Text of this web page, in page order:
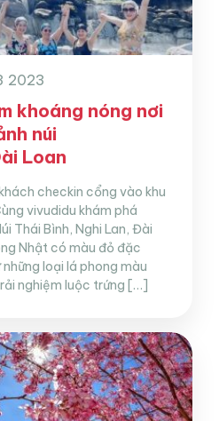
2023
khoáng nóng nơi
núi
Loan
checkin cổng vào khu
vivudidu khám phá
Thái Bình, Nghi Lan, Đài
Nhật có màu đỏ đặc
loại lá phong màu
nghiệm luộc trứng […]